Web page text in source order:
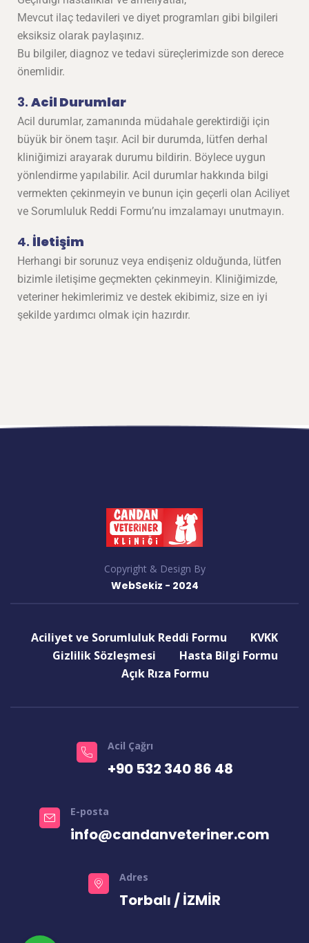
Mevcut ilaç tedavileri ve diyet programları gibi bilgileri
eksiksiz olarak paylaşınız.
Bu bilgiler, diagnoz ve tedavi süreçlerimizde son derece
önemlidir.
3. Acil Durumlar
Acil durumlar, zamanında müdahale gerektirdiği için
büyük bir önem taşır. Acil bir durumda, lütfen derhal
kliniğimizi arayarak durumu bildirin. Böylece uygun
yönlendirme yapılabilir. Acil durumlar hakkında bilgi
vermekten çekinmeyin ve bunun için geçerli olan Aciliyet
ve Sorumluluk Reddi Formu’nu imzalamayı unutmayın.
4. İletişim
Herhangi bir sorunuz veya endişeniz olduğunda, lütfen
bizimle iletişime geçmekten çekinmeyin. Kliniğimizde,
veteriner hekimlerimiz ve destek ekibimiz, size en iyi
şekilde yardımcı olmak için hazırdır.
Copyright & Design By
WebSekiz - 2024
Aciliyet ve Sorumluluk Reddi Formu
KVKK
Gizlilik Sözleşmesi
Hasta Bilgi Formu
Açık Rıza Formu
Acil Çağrı
+90 532 340 86 48
E-posta
info@candanveteriner.com
Adres
Torbalı / İZMİR